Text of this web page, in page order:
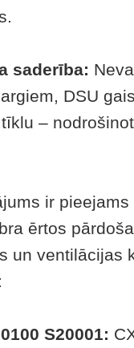
saderība:
DSU
–
ir
ērtos
un ventilācijas
S20001: